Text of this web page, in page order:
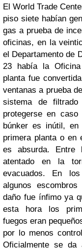
El World Trade
piso siete habían
gas a prueba de
oficinas, en la
el Departamento de
23 había la
planta fue
ventanas a prueba
sistema de
protegerse en
búnker es inútil,
primera planta o en
es absurda.
atentado en la
evacuados. En
algunos
daño fue ínfimo ya
esta hora los
fuegos eran
por lo menos
Oficialmente se da